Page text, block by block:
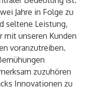
Jahre in Folge zu
seltene Leistung,
mit unseren Kunden
voranzutreiben.
zuzuhören
Innovationen zu